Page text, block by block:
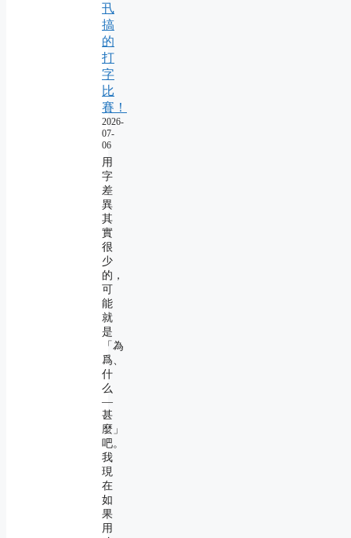
卂
搞
的
打
字
比
賽！
2026-
07-
06
用
字
差
異
其
實
很
少
的，
可
能
就
是
「為
爲、
什
么
―
甚
麼」
吧。
我
現
在
如
果
用